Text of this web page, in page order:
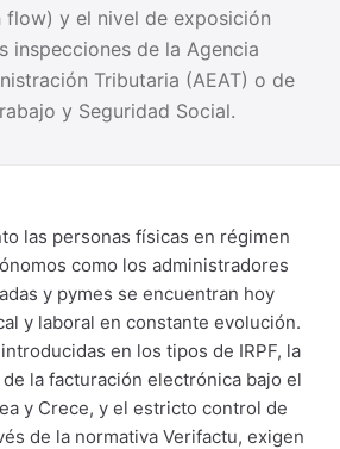
flow) y el nivel de exposición
inspecciones de la Agencia
Tributaria (AEAT) o de
y Seguridad Social.
las personas físicas en régimen
como los administradores
y pymes se encuentran hoy
y laboral en constante evolución.
en los tipos de IRPF, la
la facturación electrónica bajo el
y Crece, y el estricto control de
de la normativa Verifactu, exigen